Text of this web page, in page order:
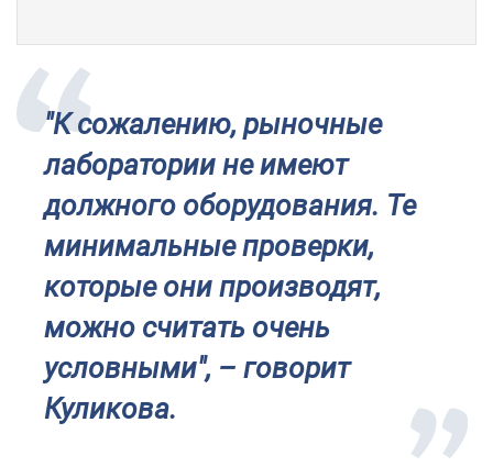
"К сожалению, рыночные
лаборатории не имеют
должного оборудования. Те
минимальные проверки,
которые они производят,
можно считать очень
условными", – говорит
Куликова.